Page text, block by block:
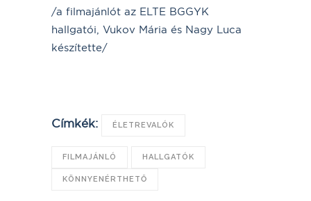
/a filmajánlót az ELTE BGGYK
hallgatói, Vukov Mária és Nagy Luca
készítette/
Címkék: ÉLETREVALÓK
FILMAJÁNLÓ HALLGATÓK
KÖNNYENÉRTHETŐ